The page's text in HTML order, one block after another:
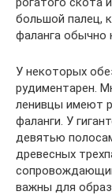
большой палец,
фаланга обычно
У некоторых
рудиментарен.
ленивцы имеют
фаланги. У
девятью
древесных
важны для